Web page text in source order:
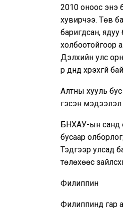
2010 оноос энэ
хувирчээ. Төв
баригдсан,
холбоотойгоор
Дэлхийн улс
үр дүнд хүрэхгүй
Алтны хууль
гэсэн
БНХАУ-ын санд
бусаар
Тэдгээр улсад
төлөхөөс
Филиппин
Филиппинд гар